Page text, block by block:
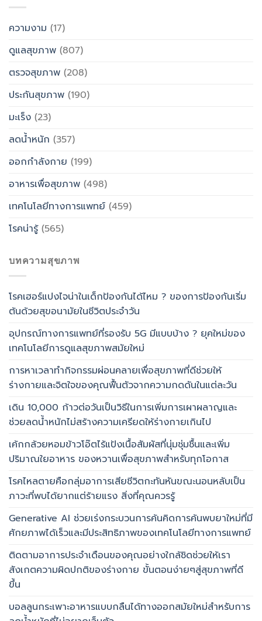
ความงาม (17)
ดูแลสุขภาพ (807)
ตรวจสุขภาพ (208)
ประกันสุขภาพ (190)
มะเร็ง (23)
ลดน้ำหนัก (357)
ออกกำลังกาย (199)
อาหารเพื่อสุขภาพ (498)
เทคโนโลยีทางการแพทย์ (459)
โรคน่ารู้(565)
บทความสุขภาพ
โรคเฮอร์แปงไจน่าในเด็กป้องกันได้ไหม ? ของการป้องกันเริ่ม
ต้นด้วยสุขอนามัยในชีวิตประจำวัน
อุปกรณ์ทางการแพทย์ที่รองรับ 5G มีแบบบ้าง ? ยุคใหม่ของ
เทคโนโลยีการดูแลสุขภาพสมัยใหม่
การหาเวลาทำกิจกรรมผ่อนคลายเพื่อสุขภาพที่ดีช่วยให้
ร่างกายและจิตใจของคุณฟื้นตัวจากความกดดันในแต่ละวัน
เดิน 10,000 ก้าวต่อวันเป็นวิธีในการเพิ่มการเผาผลาญและ
ช่วยลดน้ำหนักไม่สร้างความเครียดให้ร่างกายเกินไป
เค้กกล้วยหอมข้าวโอ๊ตไร้แป้งเนื้อสัมผัสที่นุ่มชุ่มชื้นและเพิ่ม
ปริมาณใยอาหาร ของหวานเพื่อสุขภาพสำหรับทุกโอกาส
โรคไหลตายคือกลุ่มอาการเสียชีวิตกะทันหันขณะนอนหลับเป็น
ภาวะที่พบได้ยากแต่ร้ายแรง สิ่งที่คุณควรรู้
Generative AI ช่วยเร่งกระบวนการค้นคิดการค้นพบยาใหม่ที่มี
ศักยภาพได้เร็วและมีประสิทธิภาพของเทคโนโลยีทางการแพทย์
ติดตามอาการประจำเดือนของคุณอย่างใกล้ชิดช่วยให้เรา
สังเกตความผิดปกติของร่างกาย ขั้นตอนง่ายๆสู่สุขภาพที่ดี
ขึ้น
บอลลูนกระเพาะอาหารแบบกลืนได้ทางออกสมัยใหม่สำหรับการ